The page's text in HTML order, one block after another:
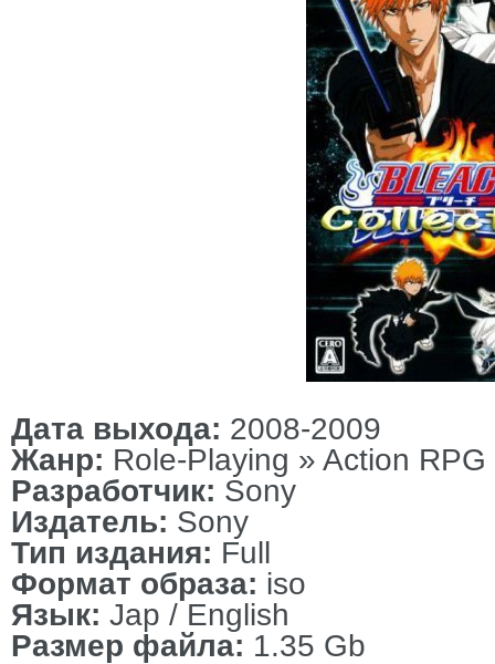
Дата выхода: 2008-2009
Жанр: Role-Playing » Action RPG
Разработчик: Sony
Издатель: Sony
Тип издания: Full
Формат образа: iso
Язык: Jap / English
Размер файла: 1.35 Gb